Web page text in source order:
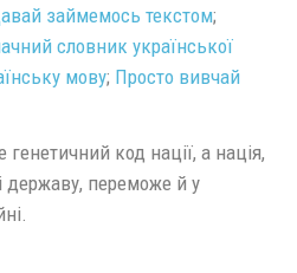
займемось текстом;
словник української
мову; Просто вивчай
код нації, а нація,
державу, переможе й у